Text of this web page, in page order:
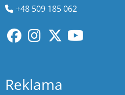
+48 509 185 062
Reklama